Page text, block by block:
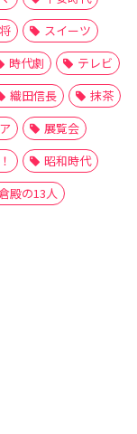
スイーツ
時代劇
テレビ
織田信長
抹茶
展覧会
昭和時代
殿の13人